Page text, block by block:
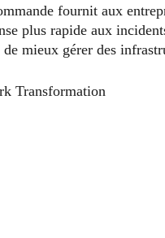
fournit aux
plus rapide aux
mieux gérer des